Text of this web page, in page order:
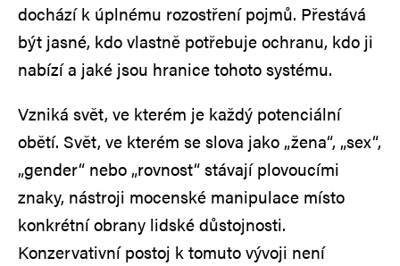
dochází k úplnému rozostření pojmů. Přestává
být jasné, kdo vlastně potřebuje ochranu, kdo ji
nabízí a jaké jsou hranice tohoto systému.
Vzniká svět, ve kterém je každý potenciální
obětí. Svět, ve kterém se slova jako „žena“, „sex“,
„gender“ nebo „rovnost“ stávají plovoucími
znaky, nástroji mocenské manipulace místo
konkrétní obrany lidské důstojnosti.
Konzervativní postoj k tomuto vývoji není